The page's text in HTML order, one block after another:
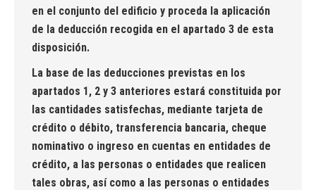
en el conjunto del edificio y proceda la aplicación
de la deducción recogida en el apartado 3 de esta
disposición.
La base de las deducciones previstas en los
apartados 1, 2 y 3 anteriores estará constituida por
las cantidades satisfechas, mediante tarjeta de
crédito o débito, transferencia bancaria, cheque
nominativo o ingreso en cuentas en entidades de
crédito, a las personas o entidades que realicen
tales obras, así como a las personas o entidades